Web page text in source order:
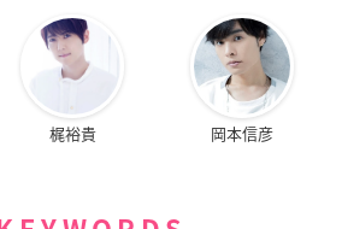
梶裕貴 岡本信彦